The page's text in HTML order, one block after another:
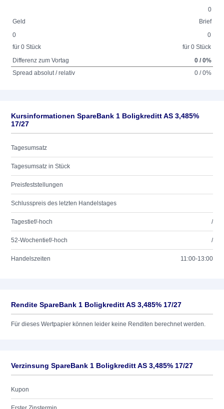
0
Geld
Brief
0
für 0 Stück
0
für 0 Stück
Differenz zum Vortag
0 / 0%
Spread absolut / relativ
0 / 0%
Kursinformationen SpareBank 1 Boligkreditt AS 3,485%
17/27
Tagesumsatz
Tagesumsatz in Stück
Preisfeststellungen
Schlusspreis des letzten Handelstages
Tagestief/-hoch /
52-Wochentief/-hoch /
Handelszeiten 11:00-13:00
Rendite SpareBank 1 Boligkreditt AS 3,485% 17/27
Für dieses Wertpapier können leider keine Renditen berechnet werden.
Verzinsung SpareBank 1 Boligkreditt AS 3,485% 17/27
Kupon